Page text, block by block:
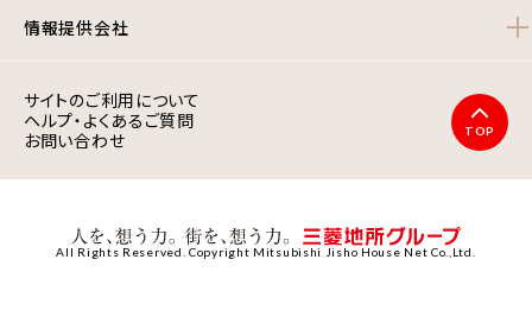
情報提供会社
サイトのご利用について
ヘルプ・よくあるご質問
お問い合わせ
TOP
All Rights Reserved. Copyright Mitsubishi Jisho House Net Co.,Ltd.